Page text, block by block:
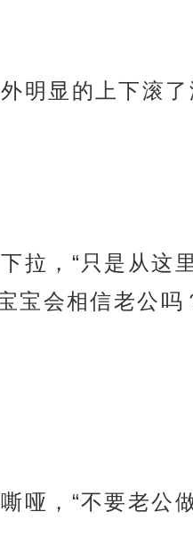
明显的上下滚
拉，“只是从这
宝会相信老公吗
哑，“不要老公